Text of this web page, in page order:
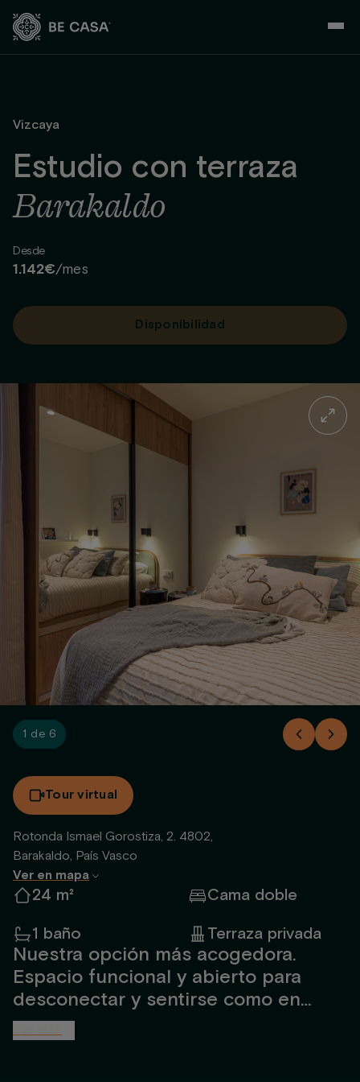
Vizcaya
Estudio con terraza
Barakaldo
Desde
1.142€/mes
Disponibilidad
1 de 6
Tour virtual
Rotonda Ismael Gorostiza, 2. 4802,
Barakaldo, País Vasco
Ver en mapa
24 m²
Cama doble
1 baño
Terraza privada
Nuestra opción más acogedora.
Espacio funcional y abierto para
desconectar y sentirse como en
casa. Para hasta 2 personas,
totalmente amueblado y diseñado